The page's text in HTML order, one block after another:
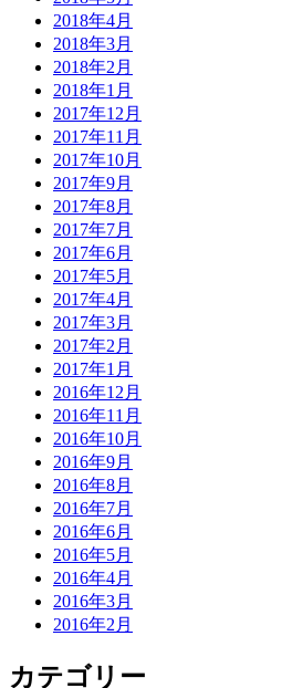
2018年4月
2018年3月
2018年2月
2018年1月
2017年12月
2017年11月
2017年10月
2017年9月
2017年8月
2017年7月
2017年6月
2017年5月
2017年4月
2017年3月
2017年2月
2017年1月
2016年12月
2016年11月
2016年10月
2016年9月
2016年8月
2016年7月
2016年6月
2016年5月
2016年4月
2016年3月
2016年2月
カテゴリー